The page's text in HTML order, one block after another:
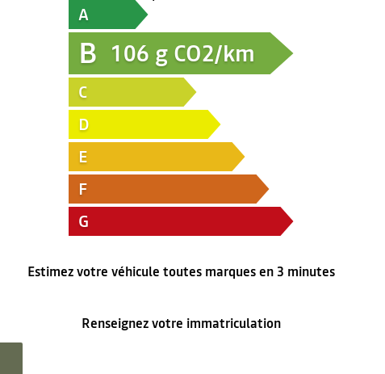
A
B 106 g CO2/km
C
D
E
F
G
Estimez votre véhicule toutes marques en 3 minutes
Renseignez votre immatriculation